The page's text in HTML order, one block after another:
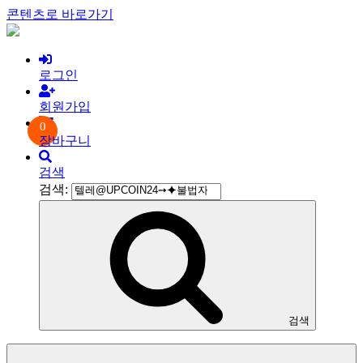
콘텐츠로 바로가기
로그인
회원가입
0
장바구니
검색
검색:
검색